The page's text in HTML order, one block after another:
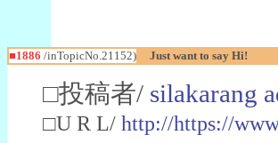
■1886 /inTopicNo.21152) Just want to say Hi!
□投稿者/ silakarang
□U R L/ http://https://